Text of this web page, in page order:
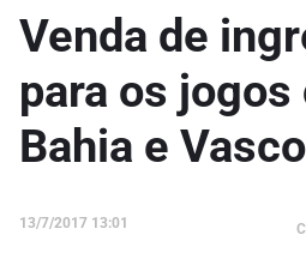
Venda de
para os jogos
Bahia e Vasco
13/7/2017 13:01